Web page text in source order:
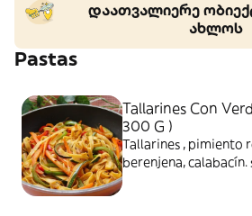
დაათვალიერე
ახლოს
Pastas
Tallarines Con
300 G )
Tallarines , pimiento
berenjena,